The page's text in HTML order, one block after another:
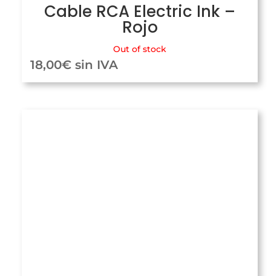
Cable RCA Electric Ink –
Rojo
Out of stock
18,00€ sin IVA